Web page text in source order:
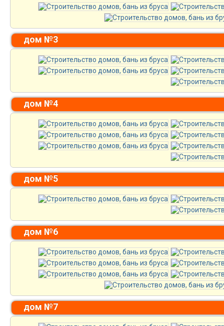
дом №3
дом №4
дом №5
дом №6
дом №7